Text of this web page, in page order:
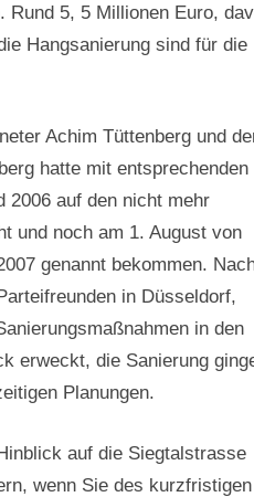
Rund 5, 5 Millionen Euro,
Hangsanierung sind für die
Achim Tüttenberg und
hatte mit entsprechenden
2006 auf den nicht mehr
und noch am 1. August von
genannt bekommen.
in Düsseldorf,
in den
erweckt, die Sanierung
Planungen.
auf die Siegtalstrasse
wenn Sie des kurzfristigen